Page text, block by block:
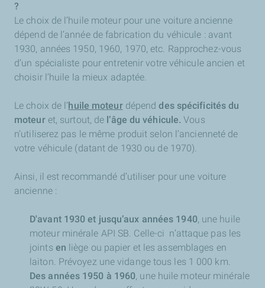
?
Le choix de l’huile moteur pour une voiture ancienne
dépend de l’année de fabrication du véhicule : avant
1930, années 1950, 1960, 1970, etc. Rapprochez-vous
d’un spécialiste pour entretenir votre véhicule ancien et
choisir l’huile la mieux adaptée.
Le choix de l’huile moteurdépenddes spécificités du
moteuret, surtout, de l’âge du véhicule. Vous
n’utiliserez pas le même produit selon l’ancienneté de
votre véhicule (datant de 1930 ou de 1970).
Ainsi, il est recommandé d’utiliser pour une voiture
ancienne :
D'avant 1930 et jusqu’aux années 1940, une huile
moteur minérale API SB. Celle-ci n’attaque pas les
joints en liège ou papier et les assemblages en
laiton. Prévoyez une vidange tous les 1 000 km.
Des années 1950 à 1960, une huile moteur minérale